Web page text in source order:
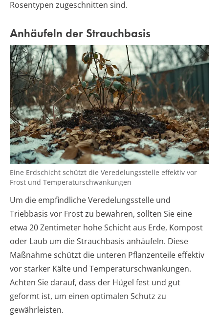
Rosentypen zugeschnitten sind.
Anhäufeln der Strauchbasis
Eine Erdschicht schützt die Veredelungsstelle effektiv vor
Frost und Temperaturschwankungen
Um die empfindliche Veredelungsstelle und
Triebbasis vor Frost zu bewahren, sollten Sie eine
etwa 20 Zentimeter hohe Schicht aus Erde, Kompost
oder Laub um die Strauchbasis anhäufeln. Diese
Maßnahme schützt die unteren Pflanzenteile effektiv
vor starker Kälte und Temperaturschwankungen.
Achten Sie darauf, dass der Hügel fest und gut
geformt ist, um einen optimalen Schutz zu
gewährleisten.